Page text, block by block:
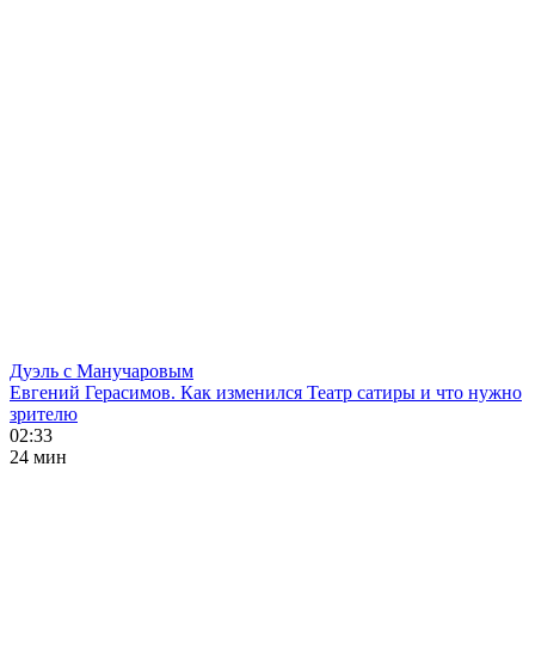
Дуэль с Манучаровым
Евгений Герасимов. Как изменился Театр сатиры и что нужно
зрителю
02:33
24 мин